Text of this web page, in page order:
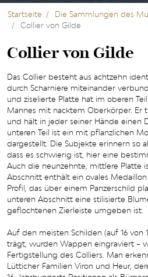
Startseite Die Sammlungen des
Collier von Gilde
Collier von Gilde
Das Collier besteht aus achtzehn
durch Scharniere miteinander
und ziselierte Platte hat im oberen
Mannes mit nacktem Oberkörper. Er
und hält in jeder seiner Hände einen
unteren Teil ist ein mit pflanzlichen
dargestellt. Die Subjekte erinnern so
dass es schwierig ist, hier eine
Auch die neunzehnte, mittlere Platte
Abschnitt enthält ein ovales
Profil, das über einem Panzerschild
unteren Abschnitt eine stilisierte
geflochtenen Zierleiste umgeben ist.
Auf den meisten Schilden (auf 16 von
trägt, wurden Wappen eingraviert –
Fertigstellung des Colliers. Man
Lütticher Familien Viron und Heur,